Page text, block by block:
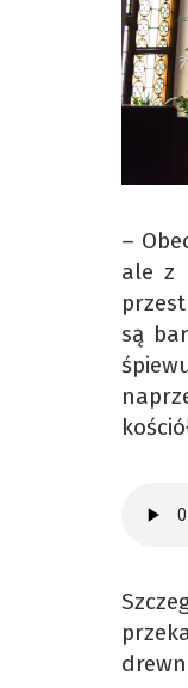
–
ale z
są